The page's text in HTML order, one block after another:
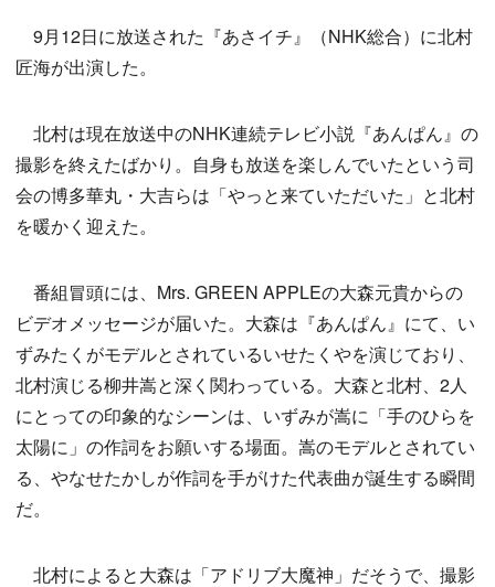
9月12日に放送された『あさイチ』（NHK総合）に北村
匠海が出演した。
北村は現在放送中のNHK連続テレビ小説『あんぱん』の
撮影を終えたばかり。自身も放送を楽しんでいたという司
会の博多華丸・大吉らは「やっと来ていただいた」と北村
を暖かく迎えた。
番組冒頭には、Mrs. GREEN APPLEの大森元貴からの
ビデオメッセージが届いた。大森は『あんぱん』にて、い
ずみたくがモデルとされているいせたくやを演じており、
北村演じる柳井嵩と深く関わっている。大森と北村、2人
にとっての印象的なシーンは、いずみが嵩に「手のひらを
太陽に」の作詞をお願いする場面。嵩のモデルとされてい
る、やなせたかしが作詞を手がけた代表曲が誕生する瞬間
だ。
北村によると大森は「アドリブ大魔神」だそうで、撮影